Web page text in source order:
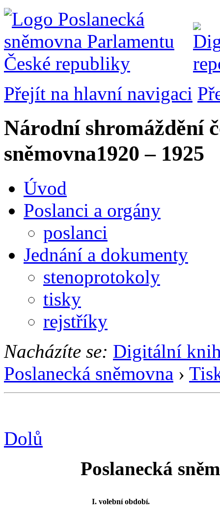
Přejít na hlavní navigaci
Národní shromáždění
sněmovna1920 – 1925
Úvod
Poslanci a orgány
poslanci
Jednání a dokumenty
stenoprotokoly
tisky
rejstříky
Nacházíte se: Digitální
Poslanecká sněmovna ›
Dolů
Poslanecká
I. volební období.